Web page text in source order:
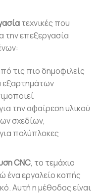
τεχνικές που
την επεξεργασία
τις πιο δημοφιλείς
εξαρτημάτων
την αφαίρεση υλικού
σχεδίων,
πολύπλοκες
CNC, το τεμάχιο
ένα εργαλείο κοπής
Αυτή η μέθοδος είναι